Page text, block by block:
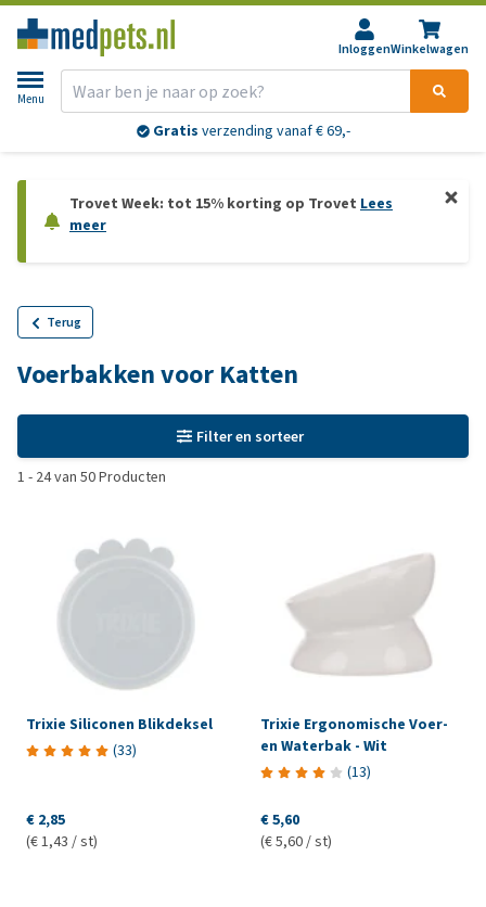
InloggenWinkelwagen
Menu
Gratis verzending vanaf € 69,-
Trovet Week: tot 15% korting op Trovet Lees
meer
Terug
Voerbakken voor Katten
Filter en sorteer
1 - 24van 50Producten
Trixie Siliconen Blikdeksel
(33)
€ 2,85
(€ 1,43 / st)
Trixie Ergonomische Voer-
en Waterbak - Wit
(13)
€ 5,60
(€ 5,60 / st)